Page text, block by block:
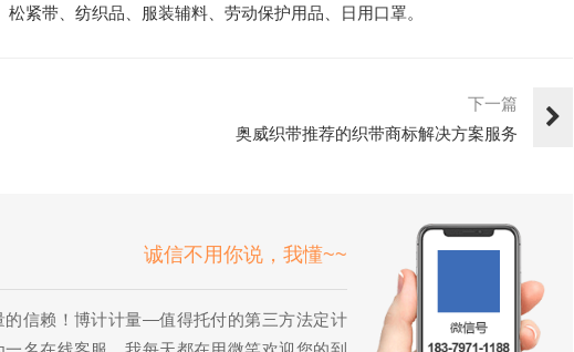
紧带、纺织品、服装辅料、劳动保护用品、日用口罩。
下一篇
奥威织带推荐的织带商标解决方案服务
诚信不用你说，我懂~~
的信赖！博计计量—值得托付的第三方法定计